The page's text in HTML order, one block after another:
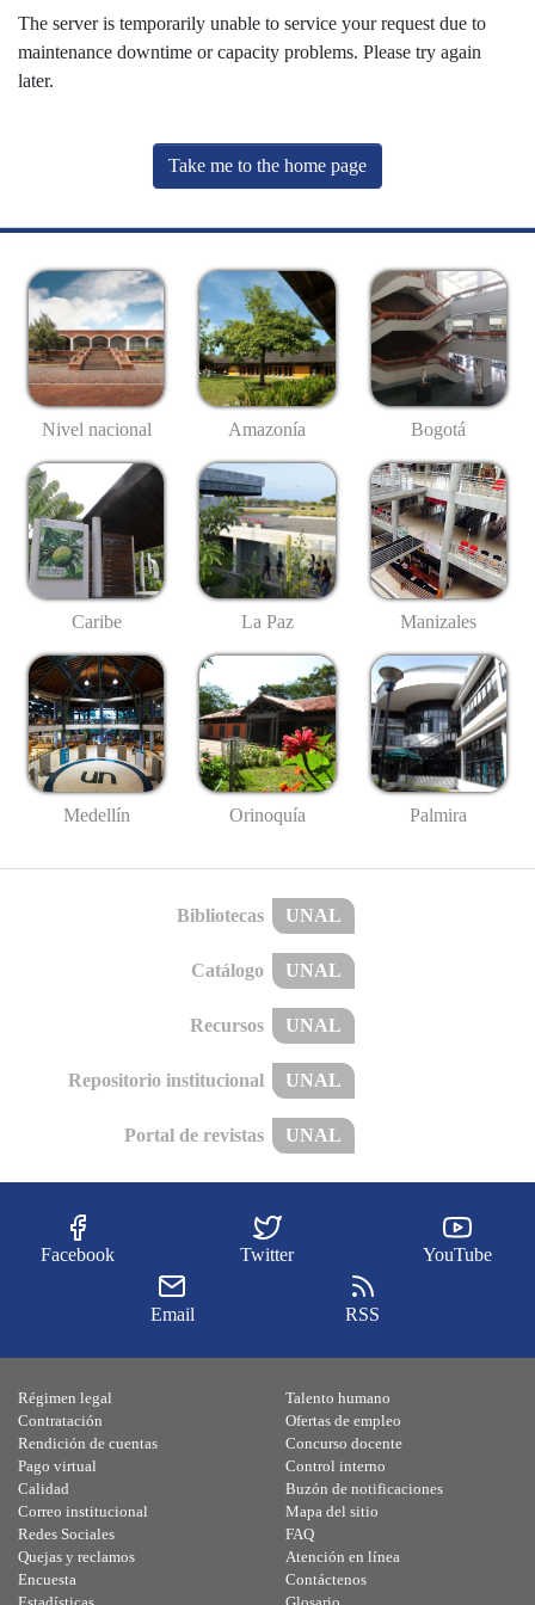
The server is temporarily unable to service your request due to
maintenance downtime or capacity problems. Please try again
later.
Take me to the home page
Nivel nacional Amazonía Bogotá
Caribe La Paz Manizales
Medellín Orinoquía Palmira
Bibliotecas UNAL
Catálogo UNAL
Recursos UNAL
Repositorio institucional UNAL
Portal de revistas UNAL
Facebook Twitter YouTube
Email RSS
Régimen legal
Contratación
Rendición de cuentas
Pago virtual
Calidad
Talento humano
Ofertas de empleo
Concurso docente
Control interno
Buzón de notificaciones
Correo institucional
Redes Sociales
Quejas y reclamos
Encuesta
Mapa del sitio
FAQ
Atención en línea
Contáctenos